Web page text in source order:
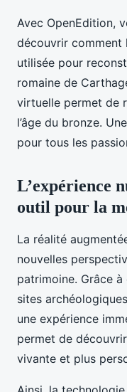
Avec OpenEdition,
découvrir comment
utilisée pour
romaine de
virtuelle permet de
l’âge du bronze.
pour tous les
L’expérience
outil pour la
La réalité
nouvelles
patrimoine. Grâce
sites
une expérience
permet de
vivante et plus